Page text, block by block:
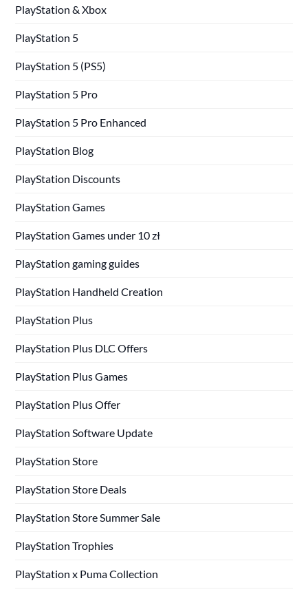
PlayStation & Xbox
PlayStation 5
PlayStation 5 (PS5)
PlayStation 5 Pro
PlayStation 5 Pro Enhanced
PlayStation Blog
PlayStation Discounts
PlayStation Games
PlayStation Games under 10 zł
PlayStation gaming guides
PlayStation Handheld Creation
PlayStation Plus
PlayStation Plus DLC Offers
PlayStation Plus Games
PlayStation Plus Offer
PlayStation Software Update
PlayStation Store
PlayStation Store Deals
PlayStation Store Summer Sale
PlayStation Trophies
PlayStation x Puma Collection